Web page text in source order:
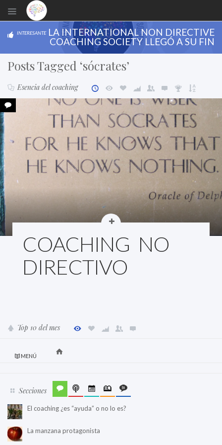
INTERESANTE LA INTERNATIONAL NON DIRECTIVE
COACHING SOCIETY LLEGÓ A SU FIN
Posts Tagged ‘sócrates’
Esencia del coaching
COACHING NO
DIRECTIVO
Top 10 del mes
MENÚ
Secciones
El coaching ¿es “ayuda” o no lo es?
La manzana protagonista